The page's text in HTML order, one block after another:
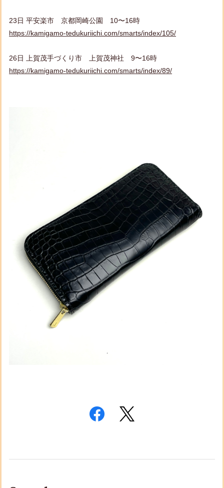
23日 平安楽市 京都岡崎公園 10〜16時
https://kamigamo-tedukuriichi.com/smarts/index/105/
26日 上賀茂手づくり市 上賀茂神社 9〜16時
https://kamigamo-tedukuriichi.com/smarts/index/89/